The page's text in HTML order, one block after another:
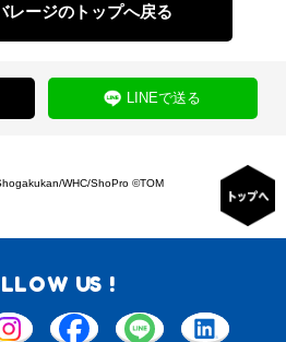
レージのトップへ戻る
LINEで送る
WHC/ShoPro ©TOM
US !